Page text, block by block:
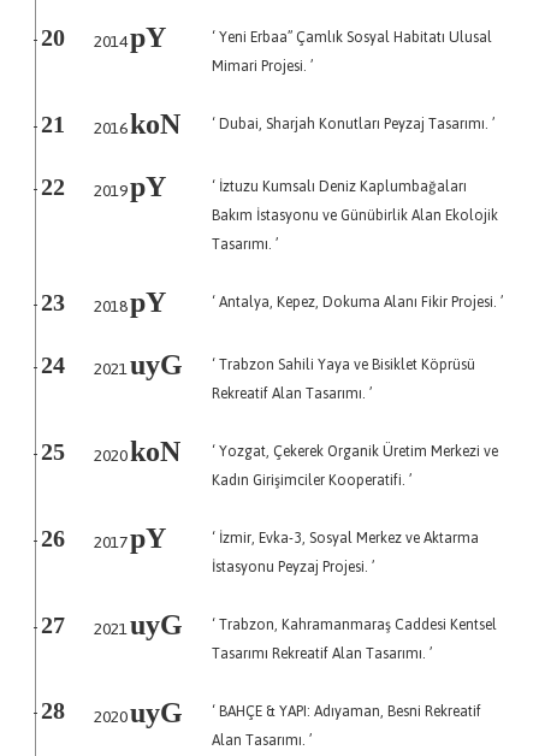
-20 2014pY
‘ Yeni Erbaa” Çamlık Sosyal Habitatı Ulusal
Mimari Projesi. ’
-21 2016koN ‘ Dubai, Sharjah Konutları Peyzaj Tasarımı. ’
-22 2019pY
‘ İztuzu Kumsalı Deniz Kaplumbağaları
Bakım İstasyonu ve Günübirlik Alan Ekolojik
Tasarımı. ’
-23 2018pY ‘ Antalya, Kepez, Dokuma Alanı Fikir Projesi. ’
-24 2021uyG
‘ Trabzon Sahili Yaya ve Bisiklet Köprüsü
Rekreatif Alan Tasarımı. ’
-25 2020koN
‘ Yozgat, Çekerek Organik Üretim Merkezi ve
Kadın Girişimciler Kooperatifi. ’
-26 2017pY
‘ İzmir, Evka-3, Sosyal Merkez ve Aktarma
İstasyonu Peyzaj Projesi. ’
-27 2021uyG
‘ Trabzon, Kahramanmaraş Caddesi Kentsel
Tasarımı Rekreatif Alan Tasarımı. ’
-28 2020uyG
‘ BAHÇE & YAPI: Adıyaman, Besni Rekreatif
Alan Tasarımı. ’